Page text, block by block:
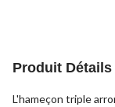
Produit Détails
L'hameçon triple